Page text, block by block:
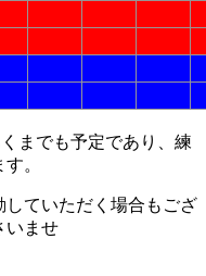
までも予定であり、練
。
ていただく場合もござ
いませ